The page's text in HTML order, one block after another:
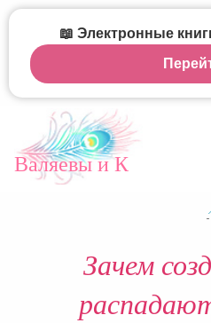
Валяевы и К
Зачем
📖 Электронные